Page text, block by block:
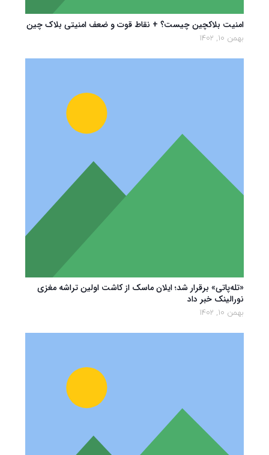
امنیت بلاکچین چیست؟ + نقاط قوت و ضعف امنیتی بلاک چین
بهمن 10, 1402
«تله‌پاتی» برقرار شد؛ ایلان ماسک از کاشت اولین تراشه مغزی
نورالینک خبر داد
بهمن 10, 1402